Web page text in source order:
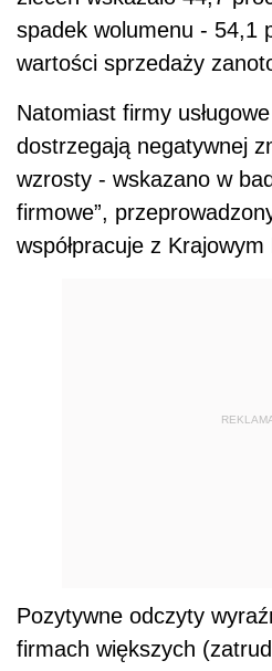
spadek wolumenu - 54,1
wartości sprzedaży
Natomiast firmy
dostrzegają negatywnej
wzrosty - wskazano w
firmowe”,
współpracuje z Krajowym
Pozytywne odczyty
firmach większych